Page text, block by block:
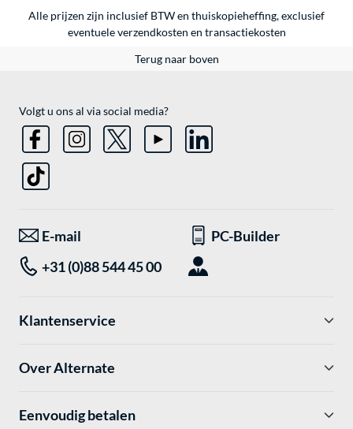
Alle prijzen zijn inclusief BTW en thuiskopieheffing, exclusief
eventueleverzendkosten en transactiekosten
Terug naar boven
Volgt u ons al via social media?
E-mail
PC-Builder
+31 (0)88 544 45 00
Klantenservice
Over Alternate
Eenvoudig betalen